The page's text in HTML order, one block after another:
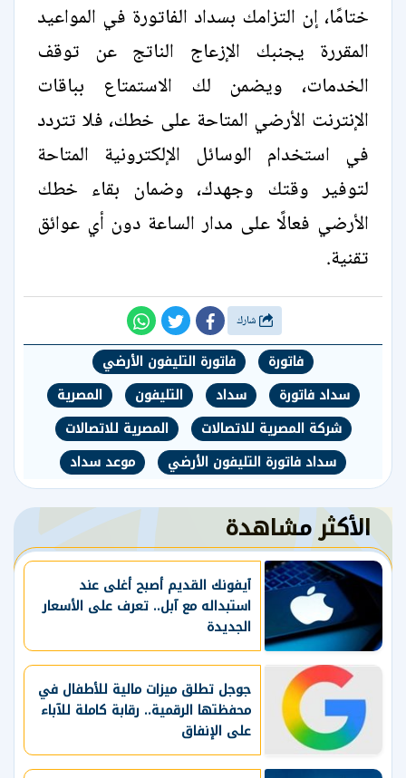
ختامًا، إن التزامك بسداد الفاتورة في المواعيد
المقررة يجنبك الإزعاج الناتج عن توقف
الخدمات، ويضمن لك الاستمتاع بباقات
الإنترنت الأرضي المتاحة على خطك، فلا تتردد
في استخدام الوسائل الإلكترونية المتاحة
لتوفير وقتك وجهدك، وضمان بقاء خطك
الأرضي فعالًا على مدار الساعة دون أي عوائق
تقنية.
فاتورة
فاتورة التليفون الأرضي
سداد فاتورة
سداد التليفون
المصرية
شركة المصرية للاتصالات
المصرية للاتصالات
سداد فاتورة التليفون الأرضي
موعد سداد
الأكثر مشاهدة
آيفونك القديم أصبح أغلى عند
استبداله مع آبل.. تعرف على الأسعار
الجديدة
جوجل تطلق ميزات مالية للأطفال في
محفظتها الرقمية.. رقابة كاملة للآباء
على الإنفاق